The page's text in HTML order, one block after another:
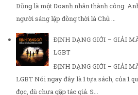
Dũng là một Doanh nhân thành công.
người sáng lập đồng thời là Chủ ...
ĐỊNH DẠNG GIỚI – GIẢI
LGBT
ĐỊNH DẠNG GIỚI – GIẢI
LGBT Nói ngay đây là 1 tựa sách, của 1
đọc, dù chưa gặp tác giả. S...